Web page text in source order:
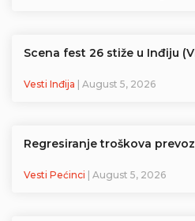
Scena fest 26 stiže u Inđiju
Vesti Inđija | August 5, 2026
Regresiranje troškova
Vesti Pećinci | August 5, 2026